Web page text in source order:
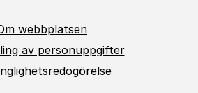
webbplatsen
av personuppgifter